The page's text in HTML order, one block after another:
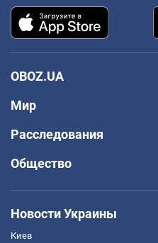
OBOZ.UA
Мир
Расследования
Общество
Новости Украины
Киев